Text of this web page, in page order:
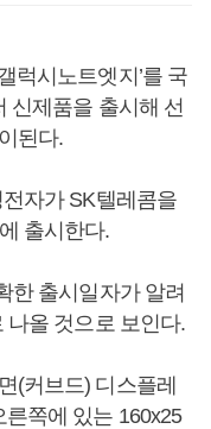
럭시노트엣지’를 국
신제품을 출시해 선
된다.
자가 SK텔레콤을
출시한다.
한 출시일자가 알려
나올 것으로 보인다.
(커브드) 디스플레
쪽에 있는 160x25